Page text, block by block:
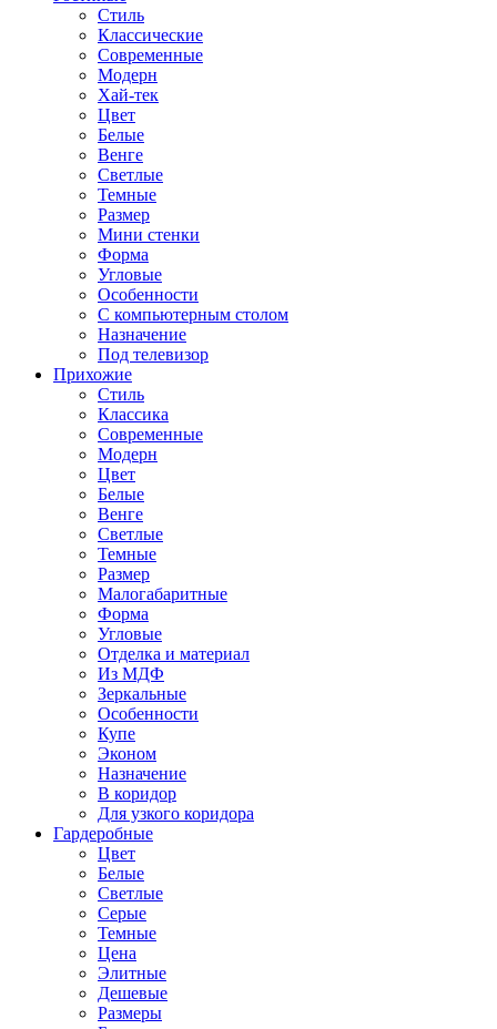
Стиль
Классические
Современные
Модерн
Хай-тек
Цвет
Белые
Венге
Светлые
Темные
Размер
Мини стенки
Форма
Угловые
Особенности
С компьютерным столом
Назначение
Под телевизор
Прихожие
Стиль
Классика
Современные
Модерн
Цвет
Белые
Венге
Светлые
Темные
Размер
Малогабаритные
Форма
Угловые
Отделка и материал
Из МДФ
Зеркальные
Особенности
Купе
Эконом
Назначение
В коридор
Для узкого коридора
Гардеробные
Цвет
Белые
Светлые
Серые
Темные
Цена
Элитные
Дешевые
Размеры